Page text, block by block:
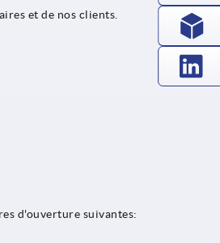
et de nos clients.
d'ouverture suivantes: